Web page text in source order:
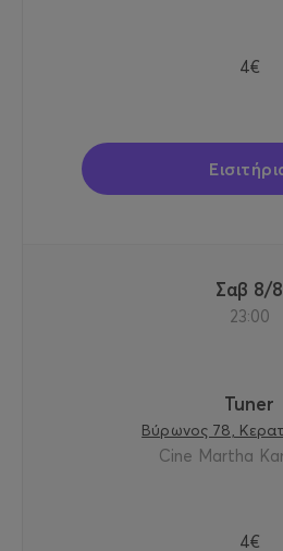
4€
Σαβ 8/8
23:00
Tuner
Βύρωνος 78,
Cine Martha
4€